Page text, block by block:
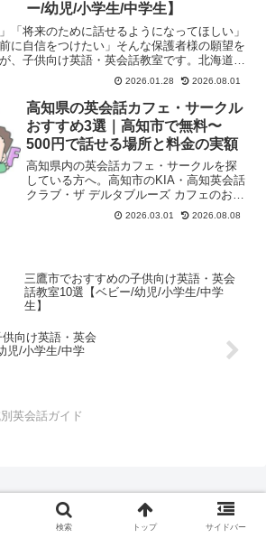
ー/幼児/小学生/中学生】
「将来のために話せるようになってほしい」
に自信をつけたい」そんな保護者様の願望を
、子供向け英語・英会話教室です。北海道札
リキュラムの質と国際色豊かな環境...
2026.01.28 2026.08.01
高知県の英会話カフェ・サークル
おすすめ3選｜高知市で無料〜
500円で話せる場所と料金の実額
高知県内の英会話カフェ・サークルを探
している方へ。高知市のKIA・高知英会話
クラブ・ザ デルタブルーズ カフェのおす
すめ3選を参加方法・料金・初心者向けか
どうかを含めて解説。
2026.03.01 2026.08.08
三鷹市でおすすめの子供向け英語・英会
話教室10選【ベビー/幼児/小学生/中学
生】
向け英語・英会
児/小学生/中学
英会話ガイド
検索 トップ サイドバー